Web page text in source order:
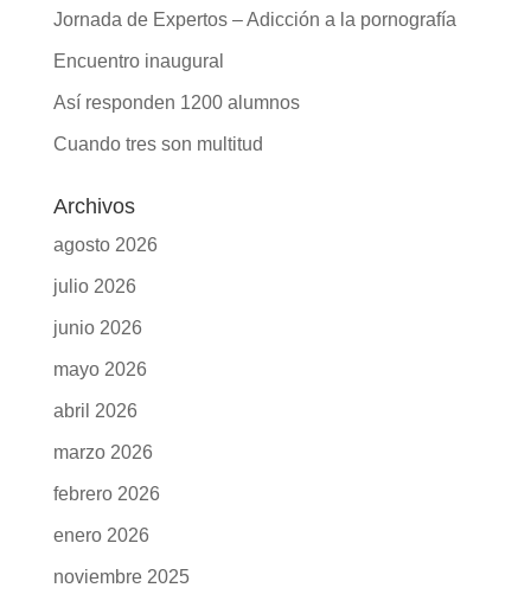
Jornada de Expertos – Adicción a la pornografía
Encuentro inaugural
Así responden 1200 alumnos
Cuando tres son multitud
Archivos
agosto 2026
julio 2026
junio 2026
mayo 2026
abril 2026
marzo 2026
febrero 2026
enero 2026
noviembre 2025